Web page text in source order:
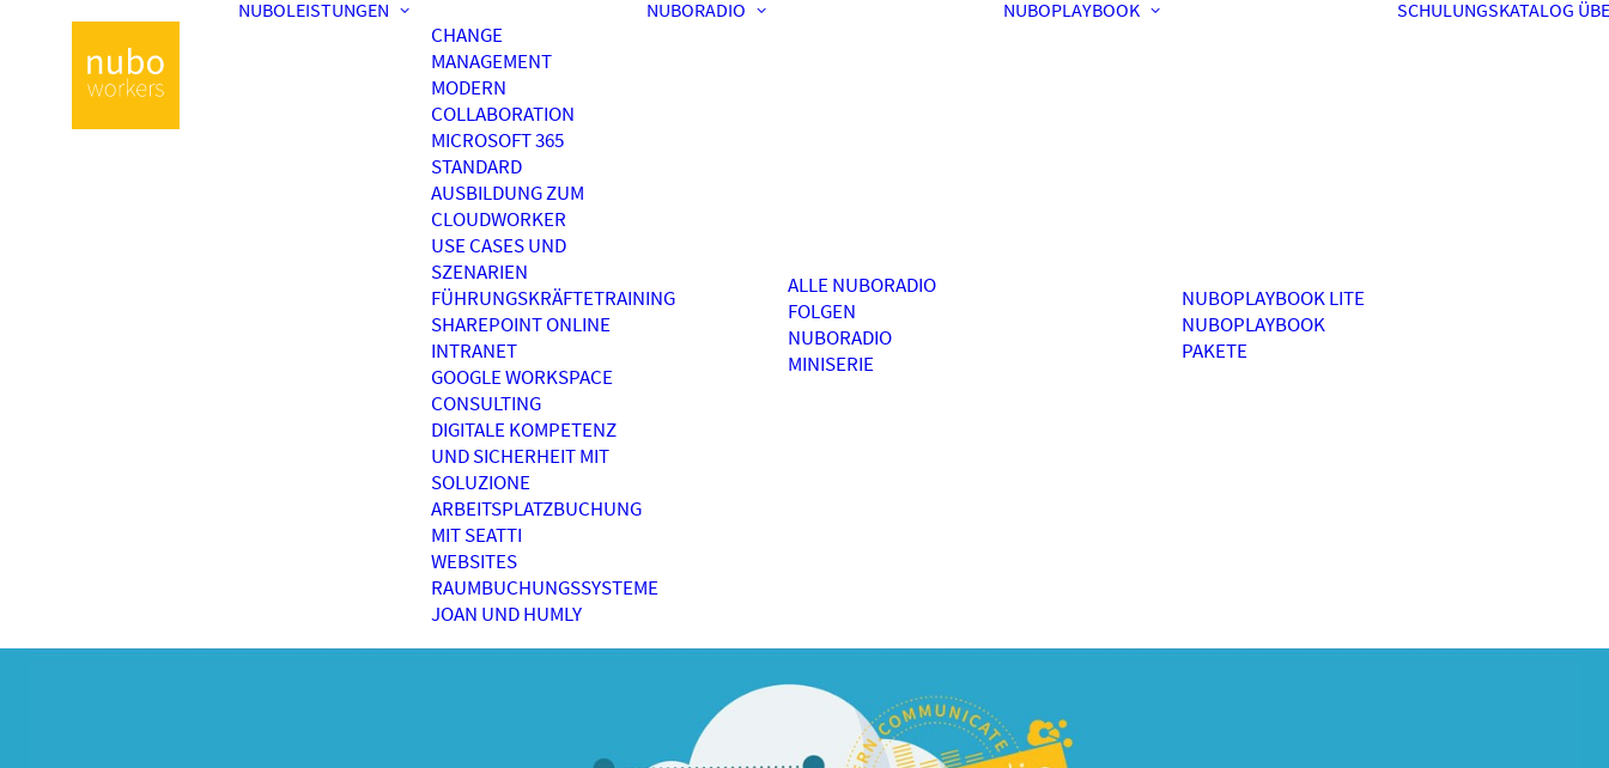
NUBOLEISTUNGEN
CHANGE
MANAGEMENT
MODERN
COLLABORATION
MICROSOFT 365
STANDARD
AUSBILDUNG ZUM
CLOUDWORKER
USE CASES UND
SZENARIEN
FÜHRUNGSKRÄFTETRAINING
SHAREPOINT ONLINE
INTRANET
GOOGLE WORKSPACE
CONSULTING
DIGITALE KOMPETENZ
UND SICHERHEIT MIT
SOLUZIONE
ARBEITSPLATZBUCHUNG
MIT SEATTI
WEBSITES
RAUMBUCHUNGSSYSTEME
JOAN UND HUMLY
NUBORADIO
ALLE NUBORADIO
FOLGEN
NUBORADIO
MINISERIE
NUBOPLAYBOOK
NUBOPLAYBOOK LITE
NUBOPLAYBOOK
PAKETE
SCHULUNGSKATALOG